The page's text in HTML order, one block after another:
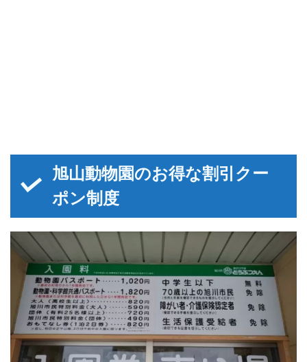
旭山動物園のお得な割引クー
ポン制度